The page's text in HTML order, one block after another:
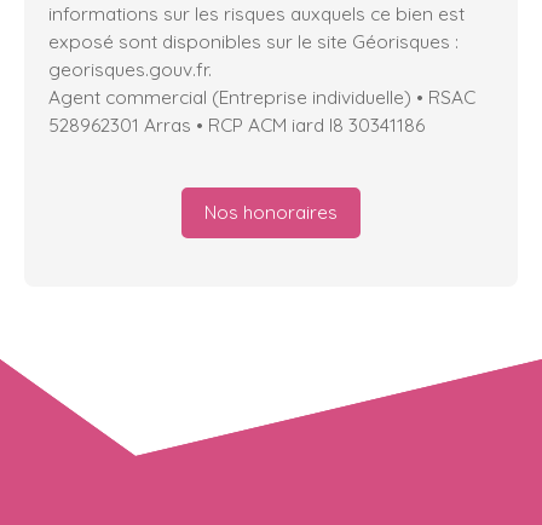
informations sur les risques auxquels ce bien est
exposé sont disponibles sur le site Géorisques :
georisques.gouv.fr.
Agent commercial (Entreprise individuelle) • RSAC
528962301 Arras • RCP ACM iard I8 30341186
Nos honoraires